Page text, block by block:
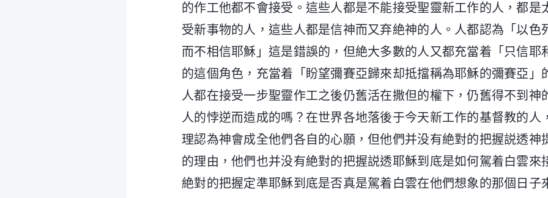
的作工他都不會接受。這些人都是不能接受聖靈新工作的人，都是
受新事物的人，這些人都是信神而又弃絶神的人。人都認為「以色
而不相信耶穌」這是錯誤的，但絶大多數的人又都充當着「只信耶
的這個角色，充當着「盼望彌賽亞歸來却抵擋稱為耶穌的彌賽亞」
人都在接受一步聖靈作工之後仍舊活在撒但的權下，仍舊得不到神
人的悖逆而造成的嗎？在世界各地落後于今天新工作的基督教的人
理認為神會成全他們各自的心願，但他們并没有絶對的把握説透神
的理由，他們也并没有絶對的把握説透耶穌到底是如何駕着白雲來
絶對的把握定準耶穌到底是否真是駕着白雲在他們想象的那個日子